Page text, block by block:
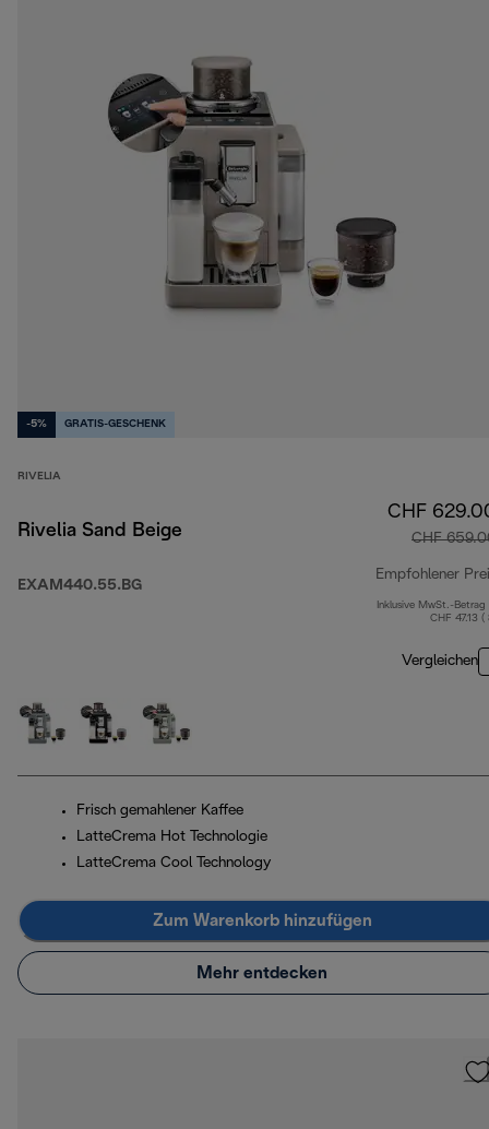
-5% GRATIS-GESCHENK
RIVELIA
Rivelia Sand Beige
EXAM440.55.BG
CHF
CHF
Empfohlener
Inklusive MwSt.-Betrag
CHF 47.13 (
Vergleichen
Frisch gemahlener Kaffee
LatteCrema Hot Technologie
LatteCrema Cool Technology
Zum Warenkorb hinzufügen
Mehr entdecken